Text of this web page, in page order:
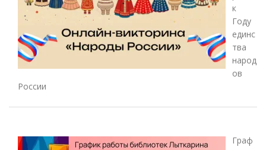
к
Году
единс
тва
народ
ов
России
Граф